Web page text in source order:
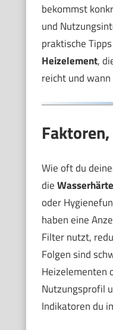
bekommst
und
praktische
Heizelement,
reicht und
Wie oft du
dieWasserhärte
oder
haben eine
Filter nutzt,
Folgen sind
Heizelementen
Nutzungsprofil
Indikatoren du